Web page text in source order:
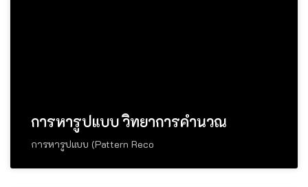
การหารูปแบบ วิทยาการคำนวณ
การหารูปแบบ (Pattern Reco